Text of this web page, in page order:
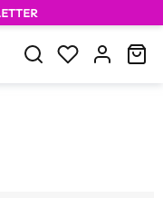
Du hast 0